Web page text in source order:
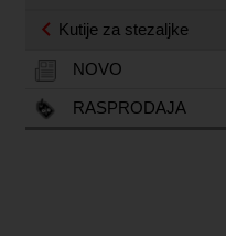
Kutije za stezaljke
NOVO
RASPRODAJA